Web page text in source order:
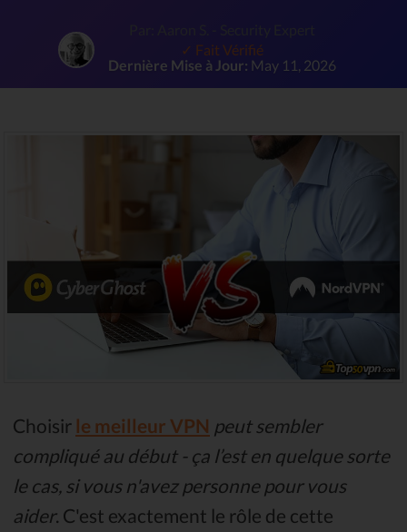
✓ Fait Vérifié
Dernière Mise à Jour: May 11, 2026
Choisir le meilleur VPN peut sembler
compliqué au début - ça l’est en quelque sorte
le cas, si vous n'avez personne pour vous
aider. C'est exactement le rôle de cette